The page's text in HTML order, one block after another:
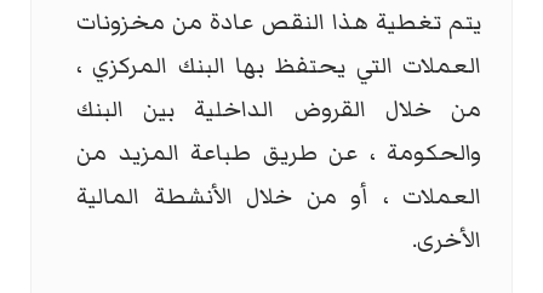
يتم تغطية هذا النقص عادة من مخزونات
العملات التي يحتفظ بها البنك المركزي ،
من خلال القروض الداخلية بين البنك
والحكومة ، عن طريق طباعة المزيد من
العملات ، أو من خلال الأنشطة المالية
الأخرى.